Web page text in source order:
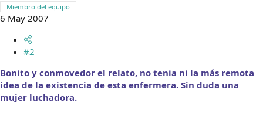
Miembro del equipo
6 May 2007
#2
Bonito y conmovedor el relato, no tenia ni la más remota
idea de la existencia de esta enfermera. Sin duda una
mujer luchadora.